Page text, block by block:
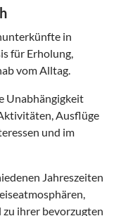
in
für Erholung,
vom Alltag.
Unabhängigkeit
Ausflüge
und im
Jahreszeiten
ihrer bevorzugten